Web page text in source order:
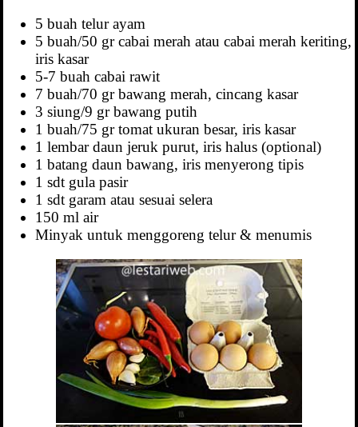
5 buah telur ayam
5 buah/50 gr cabai merah atau cabai merah keriting,
iris kasar
5-7 buah cabai rawit
7 buah/70 gr bawang merah, cincang kasar
3 siung/9 gr bawang putih
1 buah/75 gr tomat ukuran besar, iris kasar
1 lembar daun jeruk purut, iris halus (optional)
1 batang daun bawang, iris menyerong tipis
1 sdt gula pasir
1 sdt garam atau sesuai selera
150 ml air
Minyak untuk menggoreng telur & menumis